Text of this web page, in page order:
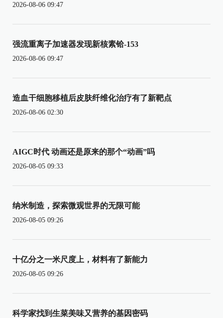
2026-08-06 09:47
强流重离子加速器发现新核素铪-153
2026-08-06 09:47
造血干细胞移植后皮肤纤维化治疗有了新靶点
2026-08-06 02:30
AIGC时代 动画还是原来的那个“动画”吗
2026-08-05 09:33
纳米制造，探索微观世界的无限可能
2026-08-05 09:26
十亿分之一米尺度上，材料有了新能力
2026-08-05 09:26
科学家找到生菜美味又营养的基因密码